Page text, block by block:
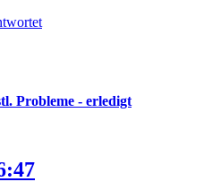
Probleme - erledigt